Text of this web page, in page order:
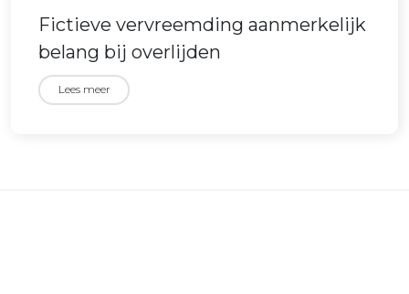
Fictieve vervreemding aanmerkelijk
belang bij overlijden
Lees meer